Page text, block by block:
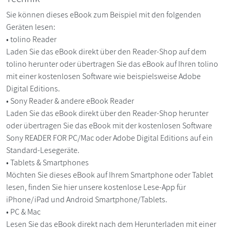
Sie können dieses eBook zum Beispiel mit den folgenden
Geräten lesen:
• tolino Reader
Laden Sie das eBook direkt über den Reader-Shop auf dem
tolino herunter oder übertragen Sie das eBook auf Ihren tolino
mit einer kostenlosen Software wie beispielsweise Adobe
Digital Editions.
• Sony Reader & andere eBook Reader
Laden Sie das eBook direkt über den Reader-Shop herunter
oder übertragen Sie das eBook mit der kostenlosen Software
Sony READER FOR PC/Mac oder Adobe Digital Editions auf ein
Standard-Lesegeräte.
• Tablets & Smartphones
Möchten Sie dieses eBook auf Ihrem Smartphone oder Tablet
lesen, finden Sie hier unsere kostenlose Lese-App für
iPhone/iPad und Android Smartphone/Tablets.
• PC & Mac
Lesen Sie das eBook direkt nach dem Herunterladen mit einer